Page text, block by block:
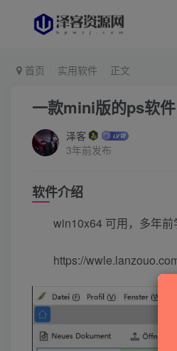
首页 实用软件 正文
一款mini版的ps软
泽客
3年前发布
软件介绍
win10x64 可用，多年
https://